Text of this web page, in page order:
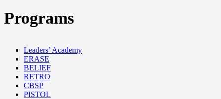
Programs
Leaders’ Academy
ERASE
BELIEF
RETRO
CBSP
PISTOL